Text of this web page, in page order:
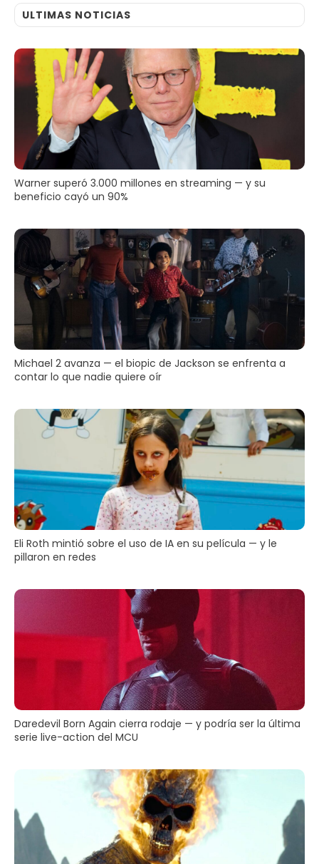
ULTIMAS NOTICIAS
Warner superó 3.000 millones en streaming — y su
beneficio cayó un 90%
Michael 2 avanza — el biopic de Jackson se enfrenta a
contar lo que nadie quiere oír
Eli Roth mintió sobre el uso de IA en su película — y le
pillaron en redes
Daredevil Born Again cierra rodaje — y podría ser la última
serie live-action del MCU